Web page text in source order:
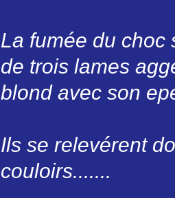
La fumée du choc
de trois lames
blond avec son
Ils se relevérent
couloirs.......